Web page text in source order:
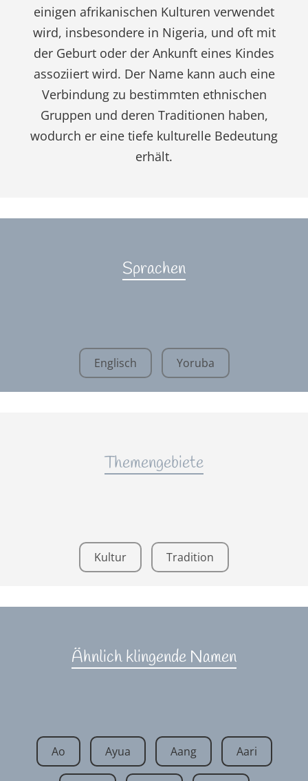
einigen afrikanischen Kulturen verwendet
wird, insbesondere in Nigeria, und oft mit
der Geburt oder der Ankunft eines Kindes
assoziiert wird. Der Name kann auch eine
Verbindung zu bestimmten ethnischen
Gruppen und deren Traditionen haben,
wodurch er eine tiefe kulturelle Bedeutung
erhält.
Sprachen
Englisch Yoruba
Themengebiete
Kultur Tradition
Ähnlich klingende Namen
Ao Ayua Aang Aari